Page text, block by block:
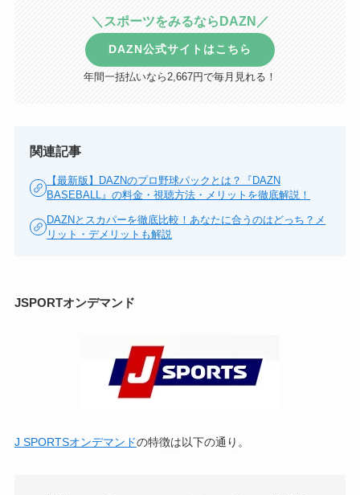
＼スポーツをみるならDAZN／
DAZN公式サイトはこちら
年間一括払いなら2,667円で毎月見れる！
関連記事
【最新版】DAZNのプロ野球パックとは？『DAZN
BASEBALL』の料金・視聴方法・メリットを徹底解説！
DAZNとスカパーを徹底比較！あなたに合うのはどっち？メ
リット・デメリットも解説
JSPORTオンデマンド
J SPORTSオンデマンドの特徴は以下の通り。